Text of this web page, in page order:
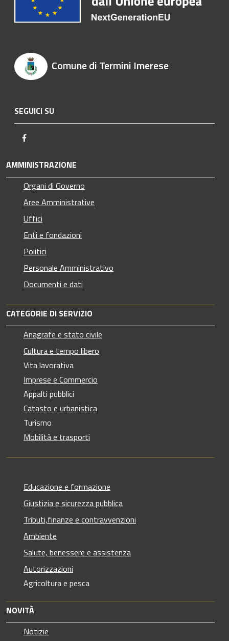
Comune di Termini Imerese
SEGUICI SU
AMMINISTRAZIONE
Organi di Governo
Aree Amministrative
Uffici
Enti e fondazioni
Politici
Personale Amministrativo
Documenti e dati
CATEGORIE DI SERVIZIO
Anagrafe e stato civile
Cultura e tempo libero
Vita lavorativa
Imprese e Commercio
Appalti pubblici
Catasto e urbanistica
Turismo
Mobilità e trasporti
Educazione e formazione
Giustizia e sicurezza pubblica
Tributi,finanze e contravvenzioni
Ambiente
Salute, benessere e assistenza
Autorizzazioni
Agricoltura e pesca
NOVITÀ
Notizie